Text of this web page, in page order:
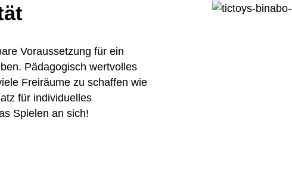
Voraussetzung für ein
Pädagogisch wertvolles
Freiräume zu schaffen wie
für individuelles
Spielen an sich!